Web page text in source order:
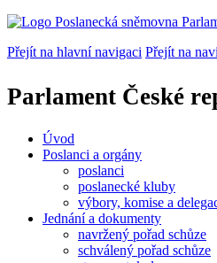
Přejít na hlavní navigaci Přejít na
Parlament České
Úvod
Poslanci a orgány
poslanci
poslanecké kluby
výbory, komise a
Jednání a dokumenty
navržený pořad schůze
schválený pořad schůze